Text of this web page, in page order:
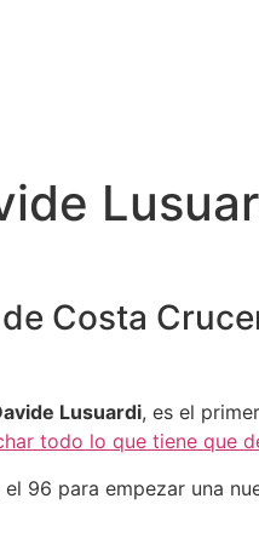
Costa
Lusuardi, es el
todo lo que tiene que
96 para empezar una